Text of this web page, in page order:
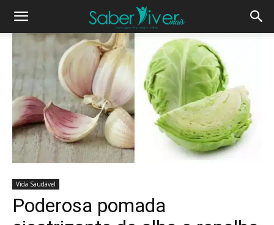
Vida Saudável
Poderosa pomada